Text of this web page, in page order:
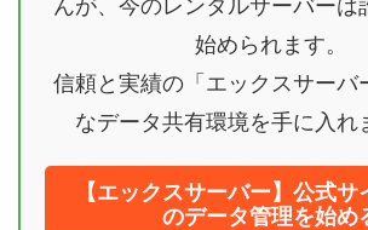
始められます。
信頼と実績の「エックスサーバ
なデータ共有環境を手に入れ
【エックスサーバー】公式
のデータ管理を始め